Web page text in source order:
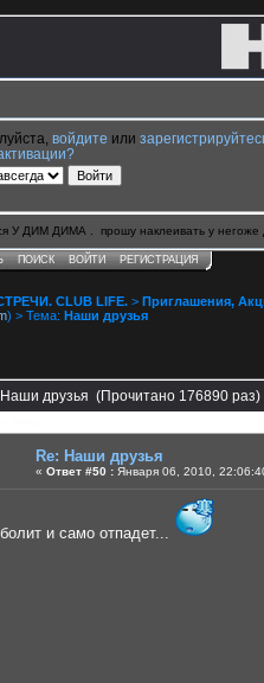
войдите или
У ДИМ ДИМА . прошу наклеивать у негоже
ПОИСК ВОЙТИ РЕГИСТРАЦИЯ
CLUB LIFE. > Приглашения,
) > Тема: Наши друзья
друзья (Прочитано 176890 раз)
Re: Наши друзья
« Ответ #50 : Января 06, 2010,
и само отпадет...